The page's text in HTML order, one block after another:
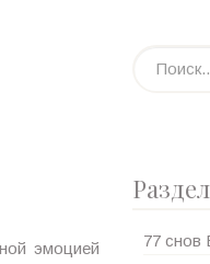
эмоцией
77 снов